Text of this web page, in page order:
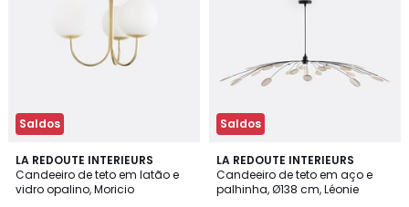
Saldos
LA REDOUTE INTERIEURS
Candeeiro de teto em latão e
vidro opalino, Moricio
4,5
/ 5
Saldos
LA REDOUTE INTERIEURS
Candeeiro de teto em aço e
palhinha, Ø138 cm, Léonie
4,8
/ 5